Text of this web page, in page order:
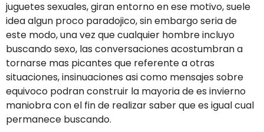
juguetes sexuales, giran entorno en ese motivo, suele
idea algun proco paradojico, sin embargo seri­a de
este modo, una vez que cualquier hombre incluyo
buscando sexo, las conversaciones acostumbran a
tornarse mas picantes que referente a otras
situaciones, insinuaciones asi­ como mensajes sobre
equivoco podran construir la mayoria de es invierno
maniobra con el fin de realizar saber que es igual cual
permanece buscando.